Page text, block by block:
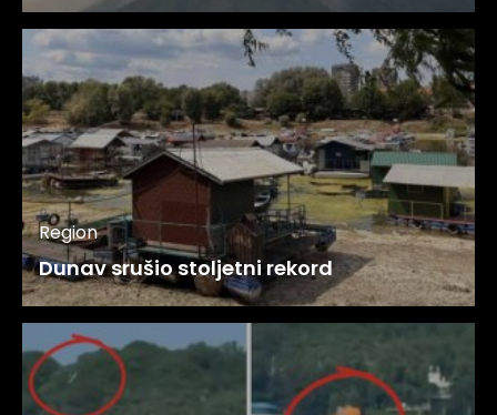
Region
Dunav srušio stoljetni rekord